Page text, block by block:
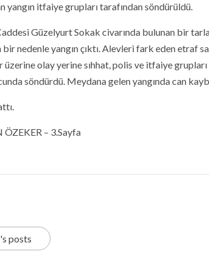
yangın itfaiye grupları tarafından söndürüldü.
Güzelyurt Sokak civarında bulunan bir
nedenle yangın çıktı. Alevleri fark eden etraf
olay yerine sıhhat, polis ve itfaiye
söndürdü. Meydana gelen yangında can
– 3.Sayfa
posts